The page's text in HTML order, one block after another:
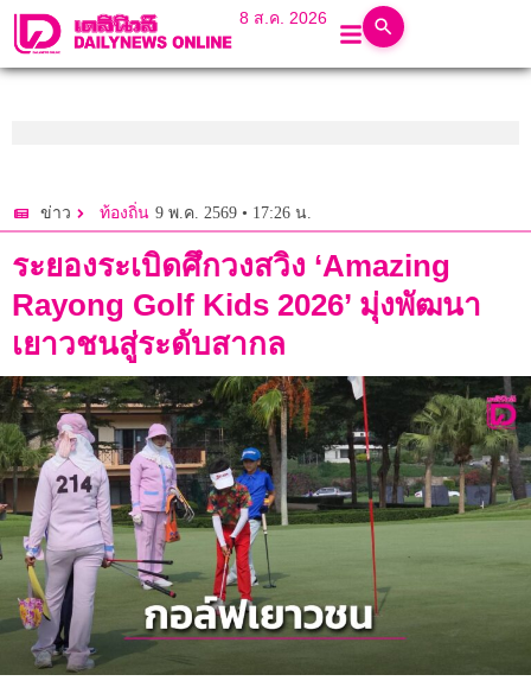
8 ส.ค. 2026
ข่าว ท้องถิ่น 9 พ.ค. 2569 • 17:26 น.
ระยองระเบิดศึกวงสวิง ‘Amazing
Rayong Golf Kids 2026’ มุ่งพัฒนา
เยาวชนสู่ระดับสากล